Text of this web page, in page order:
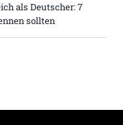
als Deutscher: 7
sollten